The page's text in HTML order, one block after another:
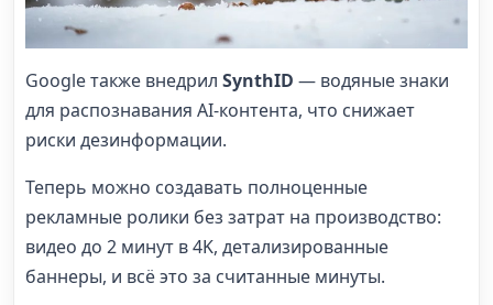
Google также внедрил SynthID — водяные знаки
для распознавания AI-контента, что снижает
риски дезинформации.
Теперь можно создавать полноценные
рекламные ролики без затрат на производство:
видео до 2 минут в 4K, детализированные
баннеры, и всё это за считанные минуты.